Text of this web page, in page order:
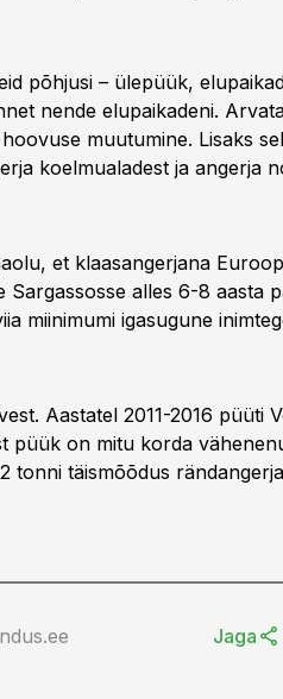
põhjusi – ülepüük,
nende elupaikadeni.
muutumine. Lisaks
koelmualadest ja angerja
et klaasangerjana
alles 6-8 aasta
miinimumi igasugune
Aastatel 2011-2016 püüti
püük on mitu korda
tonni täismõõdus
Jaga